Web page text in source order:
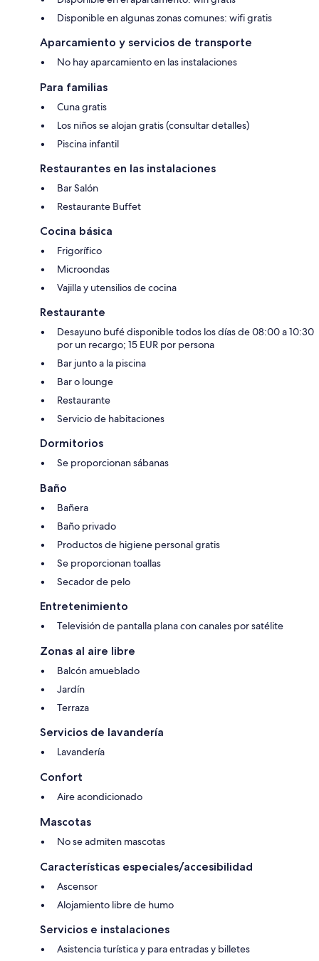
Disponible en algunas zonas comunes: wifi gratis
Aparcamiento y servicios de transporte
No hay aparcamiento en las instalaciones
Para familias
Cuna gratis
Los niños se alojan gratis (consultar detalles)
Piscina infantil
Restaurantes en las instalaciones
Bar Salón
Restaurante Buffet
Cocina básica
Frigorífico
Microondas
Vajilla y utensilios de cocina
Restaurante
Desayuno bufé disponible todos los días de 08:00 a 10:30
por un recargo; 15 EUR por persona
Bar junto a la piscina
Bar o lounge
Restaurante
Servicio de habitaciones
Dormitorios
Se proporcionan sábanas
Baño
Bañera
Baño privado
Productos de higiene personal gratis
Se proporcionan toallas
Secador de pelo
Entretenimiento
Televisión de pantalla plana con canales por satélite
Zonas al aire libre
Balcón amueblado
Jardín
Terraza
Servicios de lavandería
Lavandería
Confort
Aire acondicionado
Mascotas
No se admiten mascotas
Características especiales/accesibilidad
Ascensor
Alojamiento libre de humo
Servicios e instalaciones
Asistencia turística y para entradas y billetes